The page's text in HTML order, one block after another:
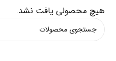
هیچ محصولی یافت نشد.